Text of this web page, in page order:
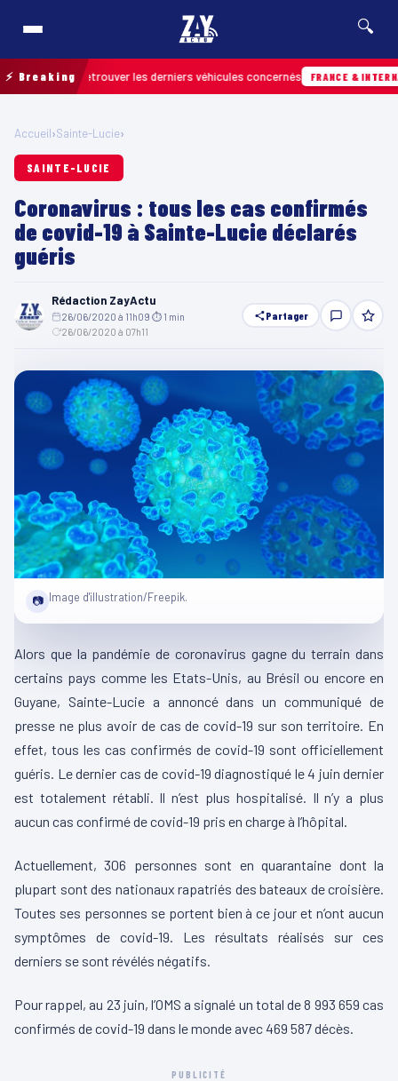
🔍
⚡ Breaking
pour retrouver les derniers véhicules concernés FRANCE &
Accueil›Sainte-Lucie›
SAINTE-LUCIE
Coronavirus : tous les cas confirmés
de covid-19 à Sainte-Lucie déclarés
guéris
Rédaction ZayActu
26/06/2020 à 11h09 ⏱ 1 min
26/06/2020 à 07h11
Partager
📷 Image d'illustration/Freepik.
Alors que la pandémie de coronavirus gagne du terrain dans
certains pays comme les Etats-Unis, au Brésil ou encore en
Guyane, Sainte-Lucie a annoncé dans un communiqué de
presse ne plus avoir de cas de covid-19 sur son territoire. En
effet, tous les cas confirmés de covid-19 sont officiellement
guéris. Le dernier cas de covid-19 diagnostiqué le 4 juin dernier
est totalement rétabli. Il n’est plus hospitalisé. Il n’y a plus
aucun cas confirmé de covid-19 pris en charge à l’hôpital.
Actuellement, 306 personnes sont en quarantaine dont la
plupart sont des nationaux rapatriés des bateaux de croisière.
Toutes ses personnes se portent bien à ce jour et n’ont aucun
symptômes de covid-19. Les résultats réalisés sur ces
derniers se sont révélés négatifs.
Pour rappel, au 23 juin, l’OMS a signalé un total de 8 993 659 cas
confirmés de covid-19 dans le monde avec 469 587 décès.
PUBLICITÉ